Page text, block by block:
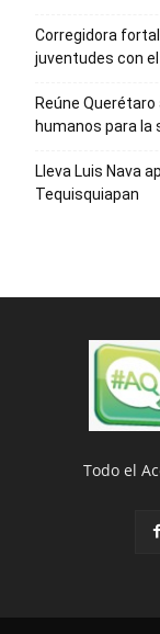
Corregidora
juventudes con el
Reúne
humanos para la
Lleva Luis Nava
Tequisquiapan
Todo el